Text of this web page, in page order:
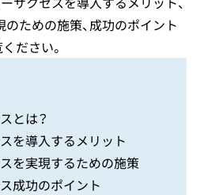
ための施策、成功のポイント
ださい。
とは？
を導入するメリット
を実現するための施策
成功のポイント